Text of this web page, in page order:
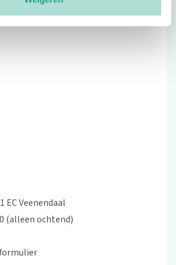
EC Veenendaal
(alleen ochtend)